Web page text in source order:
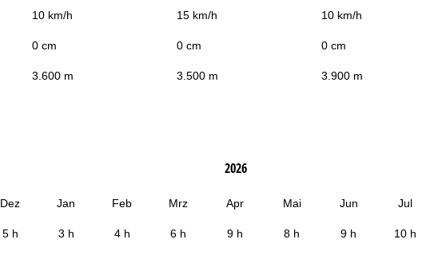
10 km/h 15 km/h 10 km/h
0 cm 0 cm 0 cm
3.600 m 3.500 m 3.900 m
2026
Dez Jan Feb Mrz Apr Mai Jun Jul
5 h 3 h 4 h 6 h 9 h 8 h 9 h 10 h